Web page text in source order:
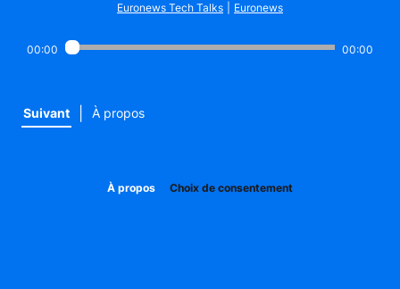
Euronews Tech Talks Euronews
00:00 00:00
Suivant À propos
À propos Choix de consentement